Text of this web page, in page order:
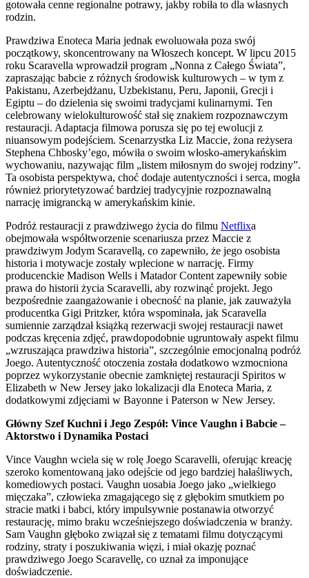
gotowała cenne regionalne potrawy, jakby robiła to dla własnych
rodzin.
Prawdziwa Enoteca Maria jednak ewoluowała poza swój
początkowy, skoncentrowany na Włoszech koncept. W lipcu 2015
roku Scaravella wprowadził program „Nonna z Całego Świata”,
zapraszając babcie z różnych środowisk kulturowych – w tym z
Pakistanu, Azerbejdżanu, Uzbekistanu, Peru, Japonii, Grecji i
Egiptu – do dzielenia się swoimi tradycjami kulinarnymi. Ten
celebrowany wielokulturowość stał się znakiem rozpoznawczym
restauracji. Adaptacja filmowa porusza się po tej ewolucji z
niuansowym podejściem. Scenarzystka Liz Maccie, żona reżysera
Stephena Chbosky’ego, mówiła o swoim włosko-amerykańskim
wychowaniu, nazywając film „listem miłosnym do swojej rodziny”.
Ta osobista perspektywa, choć dodaje autentyczności i serca, mogła
również priorytetyzować bardziej tradycyjnie rozpoznawalną
narrację imigrancką w amerykańskim kinie.
Podróż restauracji z prawdziwego życia do filmu Netflixa
obejmowała współtworzenie scenariusza przez Maccie z
prawdziwym Jodym Scaravellą, co zapewniło, że jego osobista
historia i motywacje zostały wplecione w narrację. Firmy
producenckie Madison Wells i Matador Content zapewniły sobie
prawa do historii życia Scaravelli, aby rozwinąć projekt. Jego
bezpośrednie zaangażowanie i obecność na planie, jak zauważyła
producentka Gigi Pritzker, która wspominała, jak Scaravella
sumiennie zarządzał książką rezerwacji swojej restauracji nawet
podczas kręcenia zdjęć, prawdopodobnie ugruntowały aspekt filmu
„wzruszająca prawdziwa historia”, szczególnie emocjonalną podróż
Joego. Autentyczność otoczenia została dodatkowo wzmocniona
poprzez wykorzystanie obecnie zamkniętej restauracji Spiritos w
Elizabeth w New Jersey jako lokalizacji dla Enoteca Maria, z
dodatkowymi zdjęciami w Bayonne i Paterson w New Jersey.
Główny Szef Kuchni i Jego Zespół: Vince Vaughn i Babcie –
Aktorstwo i Dynamika Postaci
Vince Vaughn wciela się w rolę Joego Scaravelli, oferując kreację
szeroko komentowaną jako odejście od jego bardziej hałaśliwych,
komediowych postaci. Vaughn uosabia Joego jako „wielkiego
mięczaka”, człowieka zmagającego się z głębokim smutkiem po
stracie matki i babci, który impulsywnie postanawia otworzyć
restaurację, mimo braku wcześniejszego doświadczenia w branży.
Sam Vaughn głęboko związał się z tematami filmu dotyczącymi
rodziny, straty i poszukiwania więzi, i miał okazję poznać
prawdziwego Joego Scaravellę, co uznał za imponujące
doświadczenie.